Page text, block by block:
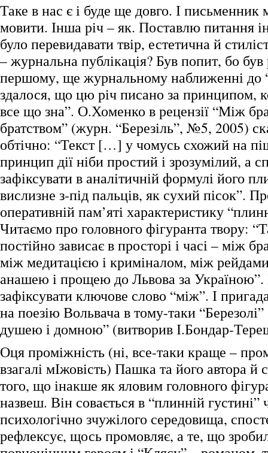
Таке в нас є і буде ще довго. І письменник
мовити. Інша річ – як. Поставлю питання
було перевидавати твір, естетична й
– журнальна публікація? Був попит, бо
першому, ще журнальному наближенні до
здалося, що цю річ писано за принципом,
все що зна”. О.Хоменко в рецензії “Між
братством” (журн. “Березіль”, №5, 2005)
обтічно: “Текст […] у чомусь схожий на
принцип дії ніби простий і зрозумілий, а
зафіксувати в аналітичній формулі його
вислизне з-під пальців, як сухий пісок”.
оперативній пам’яті характеристику
Читаємо про головного фігуранта твору:
постійно зависає в просторі і часі – між
між медитацією і криміналом, між
анашею і прощею до Львова за
зафіксувати ключове слово “між”. І
на поезію Вольвача в тому-таки
душею і домною” (витворив І.Бондар-
Оця проміжність (ні, все-таки краще –
взагалі мІжовість) Пашка та його автора й
того, що інакше як яловим головного
назвеш. Він совається в “плинній густині”
психологічно зчужілого середовища,
рефлексує, щось промовляє, а те, що